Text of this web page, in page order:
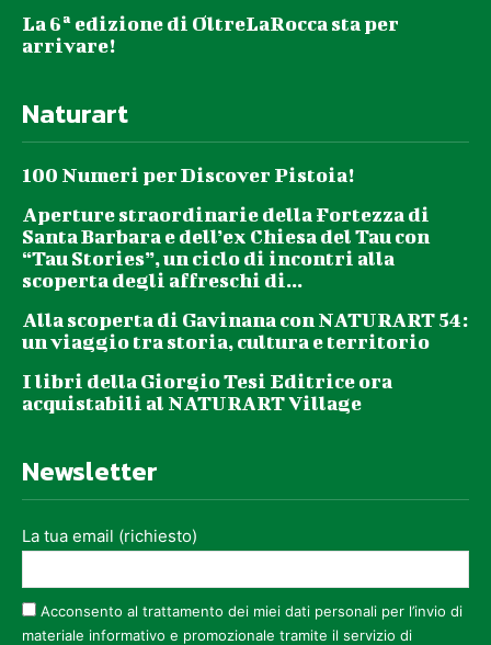
La 6ª edizione di OltreLaRocca sta per
arrivare!
Naturart
100 Numeri per Discover Pistoia!
Aperture straordinarie della Fortezza di
Santa Barbara e dell’ex Chiesa del Tau con
“Tau Stories”, un ciclo di incontri alla
scoperta degli affreschi di...
Alla scoperta di Gavinana con NATURART 54:
un viaggio tra storia, cultura e territorio
I libri della Giorgio Tesi Editrice ora
acquistabili al NATURART Village
Newsletter
La tua email (richiesto)
Acconsento al trattamento dei miei dati personali per l’invio di
materiale informativo e promozionale tramite il servizio di